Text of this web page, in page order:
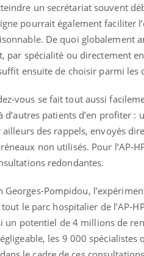
un secrétariat souvent
pourrait également faciliter
De quoi globalement
par spécialité ou directement
ensuite de choisir parmi
vous se fait tout aussi
d’autres patients d’en profiter
des rappels, envoyés
non utilisés. Pour l’AP-
redondantes.
Georges-Pompidou,
le parc hospitalier de l’AP-
un potentiel de 4 millions de
les 9 000